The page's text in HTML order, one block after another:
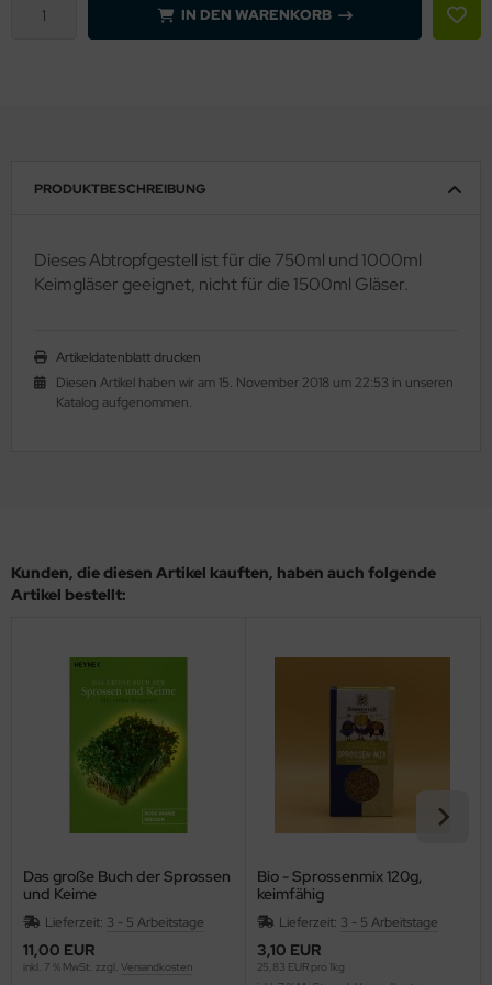
IN DEN WARENKORB
PRODUKTBESCHREIBUNG
Dieses Abtropfgestell ist für die 750ml und 1000ml
Keimgläser geeignet, nicht für die 1500ml Gläser.
Artikeldatenblatt drucken
Diesen Artikel haben wir am 15. November 2018 um 22:53 in unseren
Katalog aufgenommen.
Kunden, die diesen Artikel kauften, haben auch folgende
Artikel bestellt:
Das große Buch der Sprossen
und Keime
Lieferzeit: 3 - 5 Arbeitstage
11,00 EUR
inkl. 7 % MwSt. zzgl. Versandkosten
Bio - Sprossenmix 120g,
keimfähig
Lieferzeit: 3 - 5 Arbeitstage
3,10 EUR
25,83 EUR pro 1kg